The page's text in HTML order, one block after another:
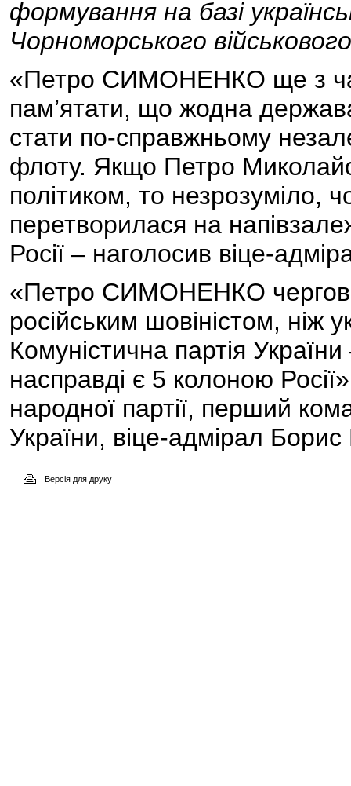
формування на базі
Чорноморського
«Петро СИМОНЕНКО ще з
пам’ятати, що жодна
стати по-справжньому
флоту. Якщо Петро
політиком, то незрозуміло,
перетворилася на
Росії – наголосив віце-
«Петро СИМОНЕНКО
російським шовіністом, ніж
Комуністична партія
насправді є 5 колоною
народної партії, перший
України, віце-адмірал
Версія для друку